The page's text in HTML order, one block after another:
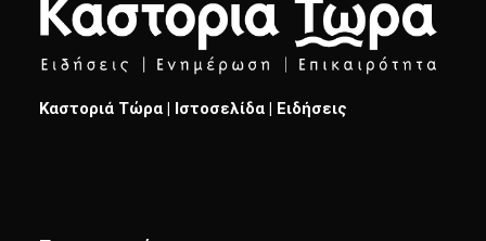
Καστοριά Τώρα | Ιστοσελίδα | Ειδήσεις